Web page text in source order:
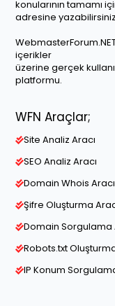
konularının tamamı
adresine
içerikler
üzerine gerçek
platformu.
WFN Araçlar;
Site Analiz Aracı
SEO Analiz Aracı
Domain Whois Aracı
Şifre Oluşturma
Domain Sorgulama
Robots.txt
IP Konum